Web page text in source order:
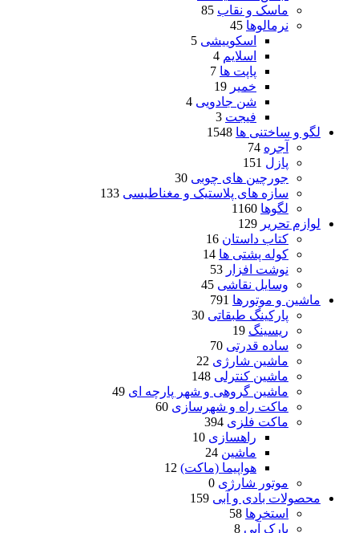
ماسک و نقاب 85
نرمالوها 45
اسکوییشی 5
اسلایم 4
پاپت ها 7
خمیر 19
شن جادویی 4
فیجت 3
لگو و ساختنی ها 1548
آجره 74
پازل 151
جورچین های چوبی 30
سازه های پلاستیک و مغناطیسی 133
لگوها 1160
لوازم تحریر 129
کتاب داستان 16
کوله پشتی ها 14
نوشت افزار 53
وسایل نقاشی 45
ماشین و موتورها 791
پارکینگ طبقاتی 30
ریسینگ 19
ساده قدرتی 70
ماشین شارژی 22
ماشین کنترلی 148
ماشین گروهی و شهر پارچه ای 49
ماکت راه و شهرسازی 60
ماکت فلزی 394
راهسازی 10
ماشین 24
هواپیما (ماکت) 12
موتور شارژی 0
محصولات بادی و آبی 159
استخرها 58
پارک آبی 8